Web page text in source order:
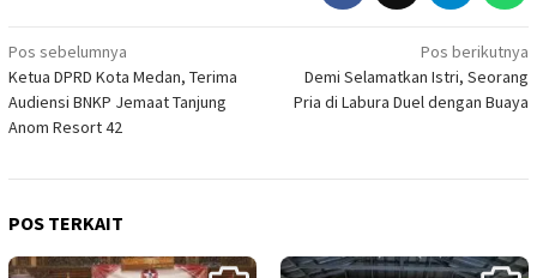
Navigasi
pos
Pos sebelumnya
Ketua DPRD Kota Medan, Terima
Audiensi BNKP Jemaat Tanjung
Anom Resort 42
Pos berikutnya
Demi Selamatkan Istri, Seorang
Pria di Labura Duel dengan Buaya
POS TERKAIT